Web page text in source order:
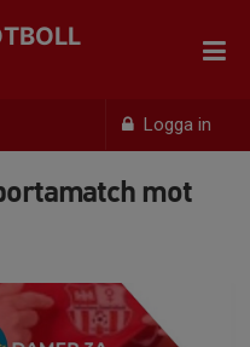
Logga in
mot